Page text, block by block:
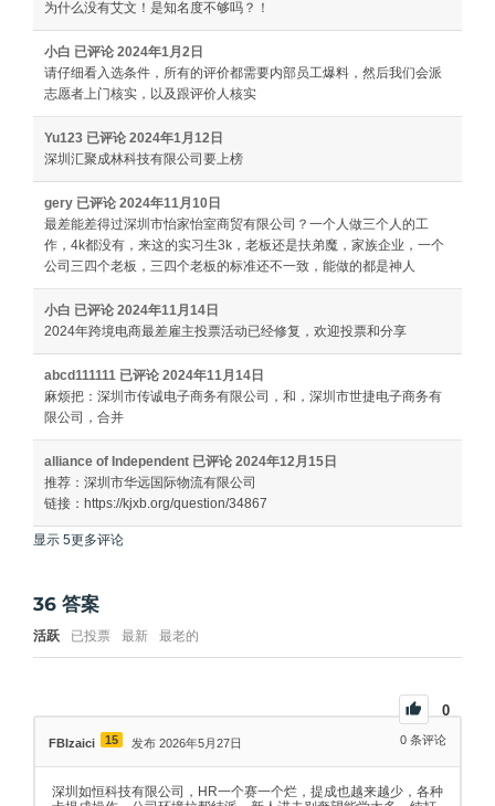
为什么没有艾文！是知名度不够吗？！
小白 已评论 2024年1月2日
请仔细看入选条件，所有的评价都需要内部员工爆料，然后我们会派
志愿者上门核实，以及跟评价人核实
Yu123 已评论 2024年1月12日
深圳汇聚成林科技有限公司要上榜
gery 已评论 2024年11月10日
最差能差得过深圳市怡家怡室商贸有限公司？一个人做三个人的工
作，4k都没有，来这的实习生3k，老板还是扶弟魔，家族企业，一个
公司三四个老板，三四个老板的标准还不一致，能做的都是神人
小白 已评论 2024年11月14日
2024年跨境电商最差雇主投票活动已经修复，欢迎投票和分享
abcd111111 已评论 2024年11月14日
麻烦把：深圳市传诚电子商务有限公司，和，深圳市世捷电子商务有
限公司，合并
alliance of Independent 已评论 2024年12月15日
推荐：深圳市华远国际物流有限公司
链接：https://kjxb.org/question/34867
显示 5更多评论
36 答案
活跃 已投票 最新 最老的
0
FBIzaici 15 发布 2026年5月27日 0 条评论
深圳如恒科技有限公司，HR一个赛一个烂，提成也越来越少，各种